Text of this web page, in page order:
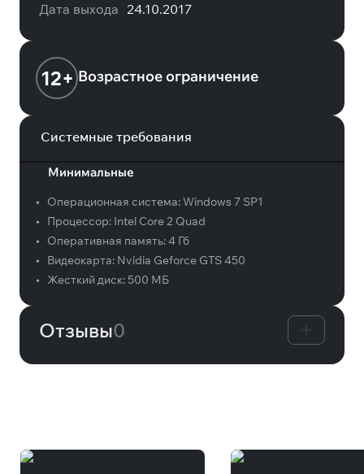
Дата выхода 24.10.2017
12+ Возрастное ограничение
Системные требования
Минимальные
• Операционная система:Windows 7 SP1
•
Процессор: Intel Core 2 Quad
•
Оперативная память:4 Гб
•
Видеокарта: Nvidia Geforce GTS 450
•
Жесткий диск: 500 МБ
Отзывы0